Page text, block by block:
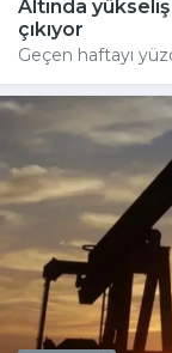
Altında
çıkıyor
Geçen haftayı